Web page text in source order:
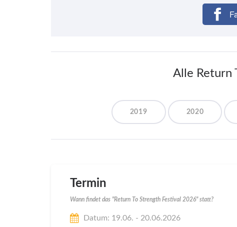
Alle Return
2019 2020
Termin
Wann findet das "Return To Strength Festival 2026" statt?
Datum: 19.06. - 20.06.2026